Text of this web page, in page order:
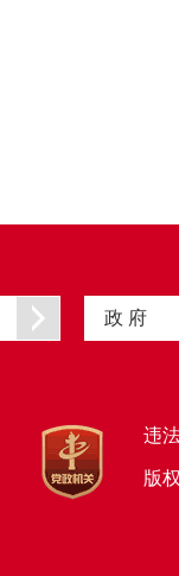
政 府
违
版